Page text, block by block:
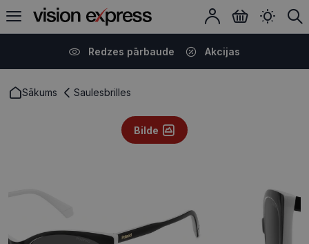
Redzes pārbaude Akcijas
Sākums Saulesbrilles
Bilde